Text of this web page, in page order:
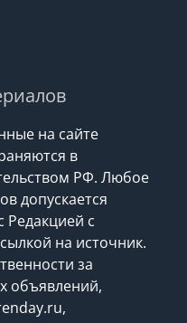
на сайте
в
РФ. Любое
допускается
Редакцией с
на источник.
за
объявлений,